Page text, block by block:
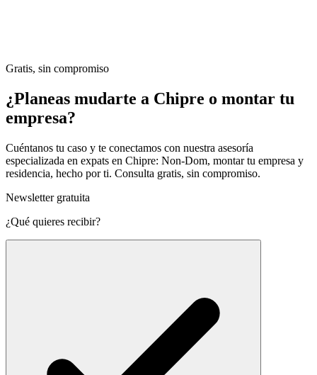
Gratis, sin compromiso
¿Planeas mudarte a Chipre o montar tu
empresa?
Cuéntanos tu caso y te conectamos con nuestra asesoría
especializada en expats en Chipre: Non-Dom, montar tu empresa y
residencia, hecho por ti. Consulta gratis, sin compromiso.
Newsletter gratuita
¿Qué quieres recibir?